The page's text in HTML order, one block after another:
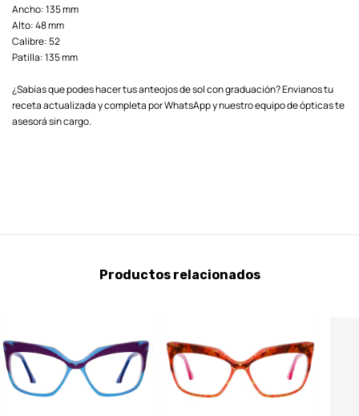
Ancho: 135 mm
Alto: 48 mm
Calibre: 52
Patilla: 135 mm
¿Sabías que podes hacer tus anteojos de sol con graduación? Envianos tu
receta actualizada y completa por WhatsApp y nuestro equipo de ópticas te
asesorá sin cargo.
Productos relacionados